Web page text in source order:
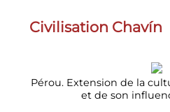
Civilisation Chavín
Pérou. Extension de la
et de son